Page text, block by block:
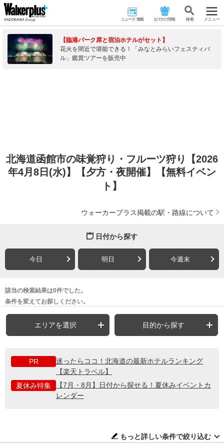
ニュース･連載 おでかけ情報 検 索 メニュー
【臨港パーク席と宿泊ホテルがセット】
花火を間近で堪能できる！「みなとみらいフェスティバ
ル」鑑賞ツアーを販売中
北海道函館市の味覚狩り・フルーツ狩り【2026
年4月8日(水)】【夕方・夜開催】【無料イベン
ト】
ウォーカープラス掲載の駅・路線について
日付から探す
今日 明日 今週末
該当の検索結果は0件でした。
条件を変えてお探しください。
エリアを選択 目的から探す
PR
迷ったらココ！北海道の最新ホテルランキング
【楽天トラベル】
夏休み特集
【7月・8月】日付から探せる！夏休みイベントカ
レンダー
もっと詳しい条件で絞り込む